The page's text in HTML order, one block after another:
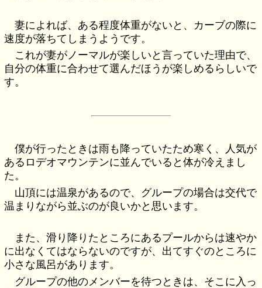
妻によれば、ある程度体重がないと、カーブの際に
速度が落ちてしまうようです。
これが妻がノーマルが楽しいと言っていた理由で、
自分の体重に合わせて選んだほうが楽しめるらしいで
す。
僕が行ったときは雨も降っていたため寒く、人気が
あるロデオマウンテンに並んでいると体が冷えまし
た。
山頂には温泉があるので、グループの場合は交代で
温まりながら並ぶのが良いかと思います。
また、滑り降りたところにあるプールからは速やか
に出なくてはならないのですが、出てすぐのところに
小さな風呂があります。
グループの他のメンバーを待つときは、そこに入っ